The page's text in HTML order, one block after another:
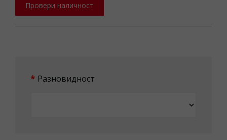
Провери наличност
Разновидност